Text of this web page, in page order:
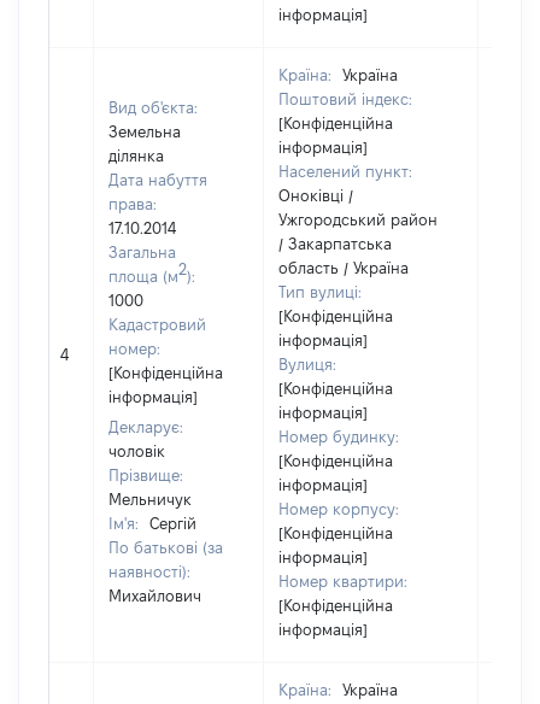
інформація]
4
Вид об'єкта:
Земельна
ділянка
Дата набуття
права:
17.10.2014
Загальна
площа (м2):
1000
Кадастровий
номер:
[Конфіденційна
інформація]
Декларує:
чоловік
Прізвище:
Мельничук
Ім'я:
Сергій
По батькові (за
наявності):
Михайлович
Країна:
Україна
Поштовий індекс:
[Конфіденційна
інформація]
Населений пункт:
Оноківці /
Ужгородський район
/ Закарпатська
область / Україна
Тип вулиці:
[Конфіденційна
інформація]
Вулиця:
[Конфіденційна
інформація]
Номер будинку:
[Конфіденційна
інформація]
Номер корпусу:
[Конфіденційна
інформація]
Номер квартири:
[Конфіденційна
інформація]
Країна:
Україна